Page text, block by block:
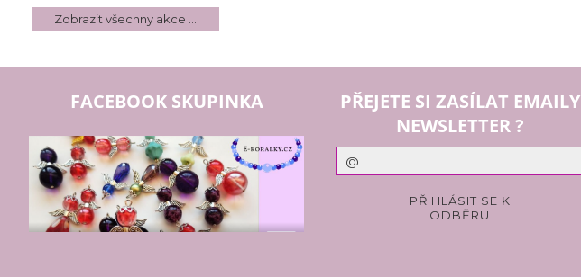
Zobrazit všechny akce ...
FACEBOOK SKUPINKA
PŘEJETE SI ZASÍLAT EMAILY
NEWSLETTER ?